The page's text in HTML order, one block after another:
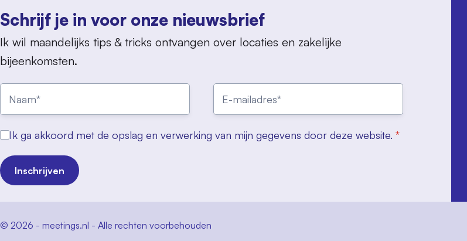
Schrijf je in voor onze nieuwsbrief
Ik wil maandelijks tips & tricks ontvangen over locaties en zakelijke
bijeenkomsten.
Ik ga akkoord met de opslag en verwerking van mijn gegevens door deze website. *
Inschrijven
© 2026 - meetings.nl - Alle rechten voorbehouden